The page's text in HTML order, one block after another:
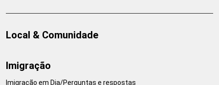
Local & Comunidade
Imigração
Imigração em Dia/Perguntas e respostas